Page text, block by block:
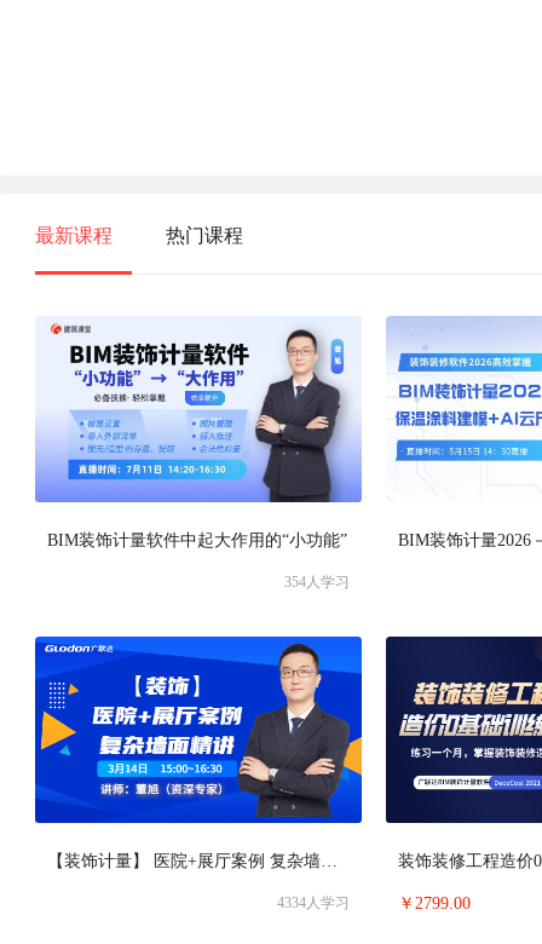
最新课程 热门课程
BIM装饰计量软件中起大作用的“小功能”
354人学习
【装饰计量】 医院+展厅案例 复杂墙面精讲
4334人学习 ￥ 2799.00